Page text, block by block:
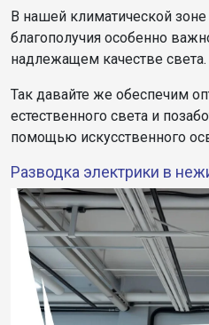
В нашей климатической
благополучия особенно
надлежащем качестве света.
Так давайте же обеспечим
естественного света и
помощью искусственного
Разводка электрики в